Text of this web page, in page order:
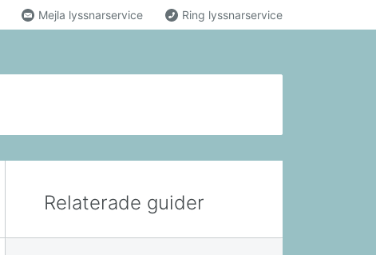
Mejla lyssnarservice Ring lyssnarservice
Relaterade guider